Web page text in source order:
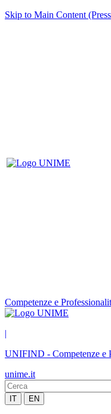
Skip to Main Content
Competenze e
|
UNIFIND - Competenze e
unime.it
IT EN